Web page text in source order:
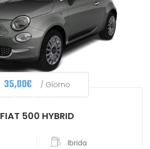
35,00€ / Giorno
FIAT 500 HYBRID
Ibrida